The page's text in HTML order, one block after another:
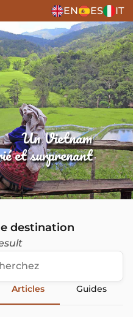
EN ES IT
Un Vietnam
et surprenant
destination
Articles Guides